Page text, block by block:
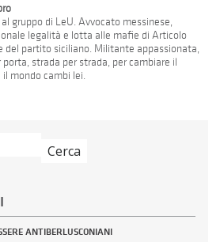
gruppo di LeU. Avvocato messinese,
legalità e lotta alle mafie di Articolo
del partito siciliano. Militante appassionata,
strada per strada, per cambiare il
mondo cambi lei.
ANTIBERLUSCONIANI